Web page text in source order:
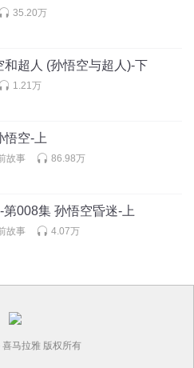
35.20万
和超人 (孙悟空与超人)-下
1.21万
悟空-上
故事 86.98万
008集 孙悟空昏迷-上
故事 4.07万
喜马拉雅 版权所有